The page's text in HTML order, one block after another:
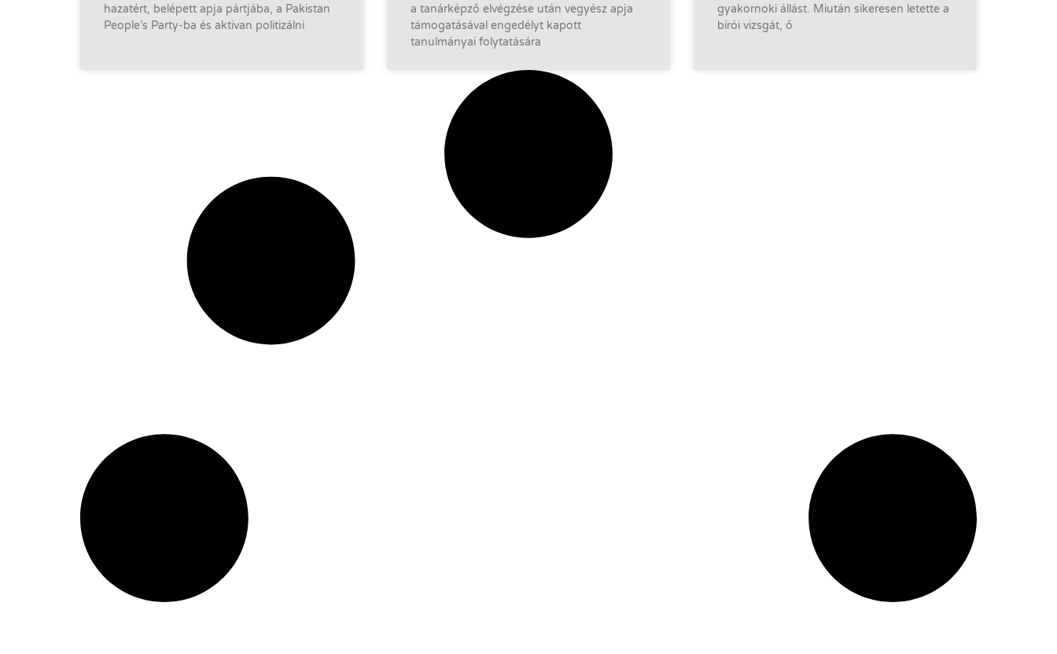
hazatért, belépett apja pártjába, a Pakistan
People’s Party-ba és aktivan politizálni
a tanárképző elvégzése után vegyész apja
támogatásával engedélyt kapott
tanulmányai folytatására
gyakornoki állást. Miután sikeresen letette a
bírói vizsgát, ő